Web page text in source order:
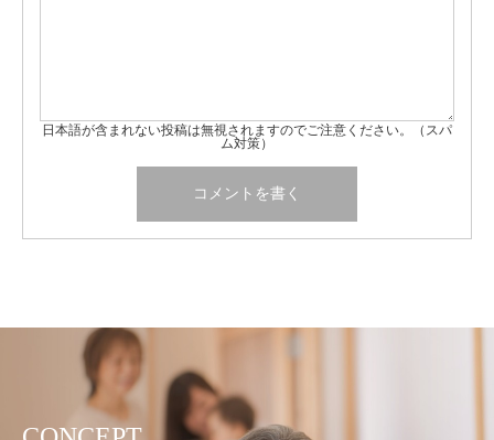
日本語が含まれない投稿は無視されますのでご注意ください。（スパ
ム対策）